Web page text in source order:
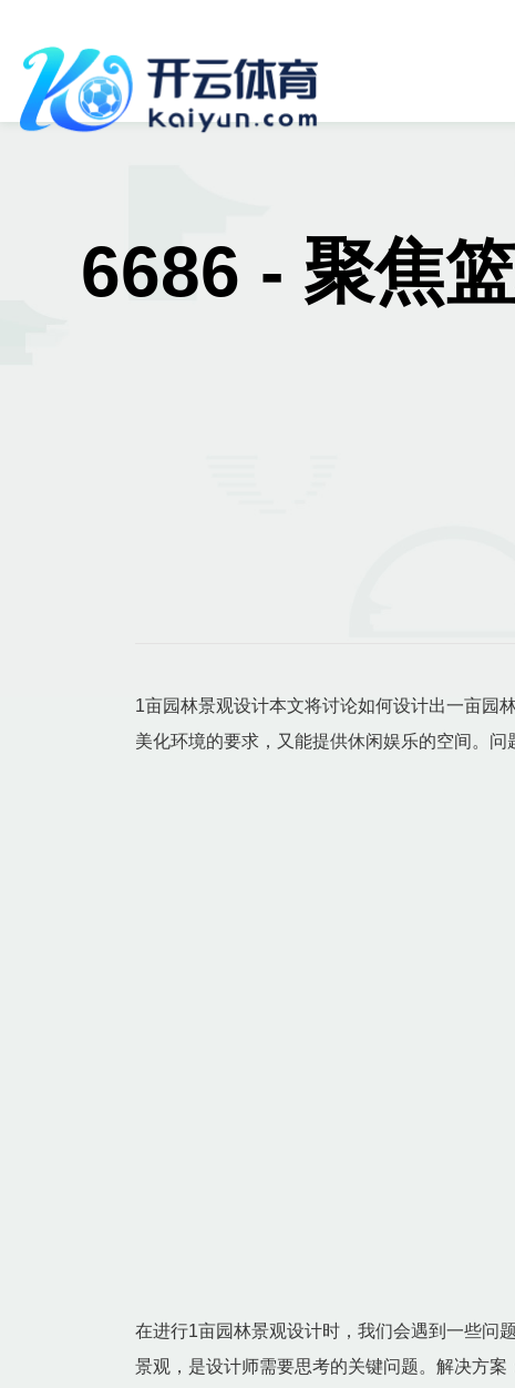
6686 - 聚焦
1亩园林景观设计本文将讨论如何设计出一亩园
美化环境的要求，又能提供休闲娱乐的空间。问
在进行1亩园林景观设计时，我们会遇到一些问
景观，是设计师需要思考的关键问题。解决方